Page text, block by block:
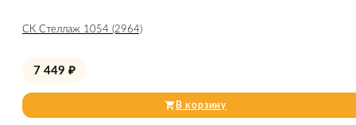
СК Стеллаж 1054 (2964)
7 449 ₽
В корзину